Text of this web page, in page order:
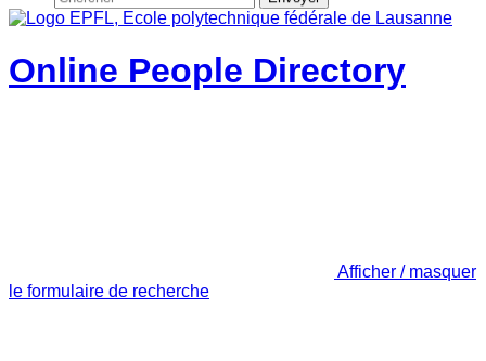
Online People Directory
Afficher / masquer
le formulaire de recherche